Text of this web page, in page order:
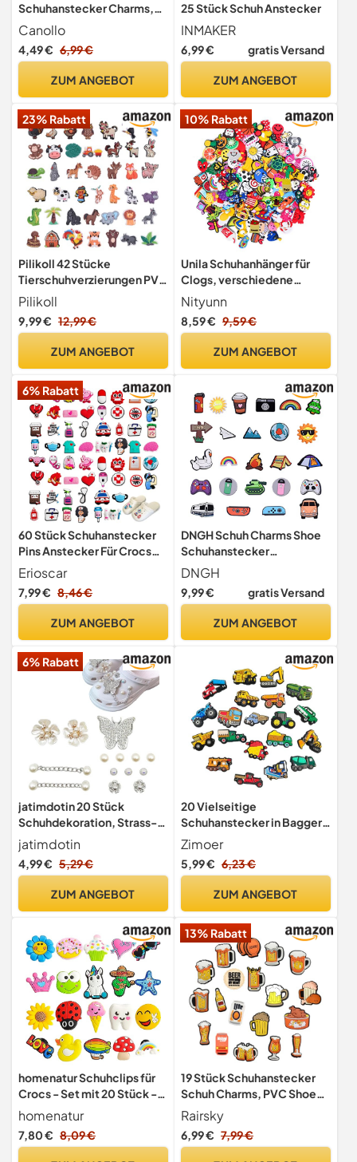
Schuhanstecker Charms,
Schuh Anstecker Glitzer
Charms, DIY Abnehmbare
Schuhanhänger Zubehör,
Anstecker Stecker Set,
Mädchen Frauen Kinder
Canollo
4,49 € 6,99 €
ZUM ANGEBOT
25 Stück Schuh Anstecker
INMAKER
6,99 € gratis Versand
ZUM ANGEBOT
23% Rabatt
Pilikoll 42 Stücke
Tierschuhverzierungen PVC
Karikatur Schuhe Charms
DIY Schuhanstecker
Schuhanhänger
Dekoration Zubehör for
Geburtstagsgeschenk
Pilikoll
9,99 € 12,99 €
ZUM ANGEBOT
10% Rabatt
Unila Schuhanhänger für
Clogs, verschiedene
zufällige Auswahl aus PVC,
Cartoon-
Schuhdekorationen,Zubeh
Armband, Weihnachten,
(50 Stk (50 Stk)
Nityunn
8,59 € 9,59 €
ZUM ANGEBOT
6% Rabatt
60 Stück Schuhanstecker
Pins Anstecker Für Crocs
Jibbitz, Schuh Charms
Krankenschwester Medizin
Schuhanhänger Karikatur
Clogs DIY Dekorationen,
Erioscar
7,99 € 8,46 €
ZUM ANGEBOT
DNGH Schuh Charms Shoe
Schuhanstecker
Schuhanhänger Schuhe
Charm Karikatur Zelt
Camping Outdoor für
Kinderpartys Geschenk
DNGH
9,99 € gratis Versand
ZUM ANGEBOT
6% Rabatt
jatimdotin 20 Stück
Schuhdekoration, Strass-
Schuhanstecker für Clogs
jatimdotin
4,99 € 5,29 €
ZUM ANGEBOT
20 Vielseitige
Schuhanstecker in Bagger-
Form - Hochwertige PVC
Schuh-Charm für Crocs,
Jibbitz kompatible, lustige
für Kinder und Erwachsene
Zimoer
5,99 € 6,23 €
ZUM ANGEBOT
homenatur Schuhclips für
Crocs - Set mit 20 Stück -
Clips für Sanitärsandalen -
Schuhzubehör und
Dekoration -
homenatur
7,80 € 8,09 €
13% Rabatt
19 Stück Schuhanstecker
Schuh Charms, PVC Shoe
Charms Abnehmbare
Rairsky
6,99 € 7,99 €